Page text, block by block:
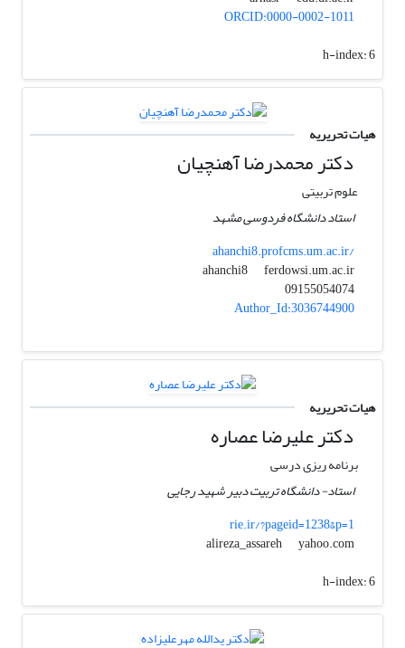
ORCID:0000-0002-1011
h-index:6
هیات تحریریه
دکتر محمدرضا آهنچیان
علوم تربیتی
استاد دانشگاه فردوسی مشهد
ahanchi8.profcms.um.ac.ir/
ahanchi8
ferdowsi.um.ac.ir
09155054074
Author_Id:3036744900
هیات تحریریه
دکتر علیرضا عصاره
برنامه ریزی درسی
استاد- دانشگاه تربیت دبیر شهید رجایی
rie.ir/?pageid=1238&p=1
alireza_assareh
yahoo.com
h-index:6